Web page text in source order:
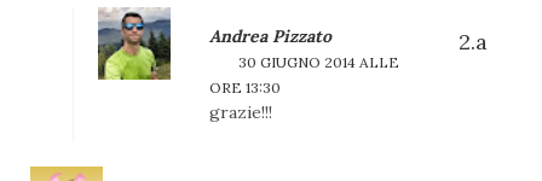
Andrea Pizzato
30 GIUGNO 2014 ALLE
ORE 13:30
grazie!!!